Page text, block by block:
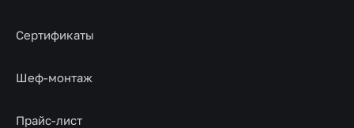
Сертификаты
Шеф-монтаж
Прайс-лист